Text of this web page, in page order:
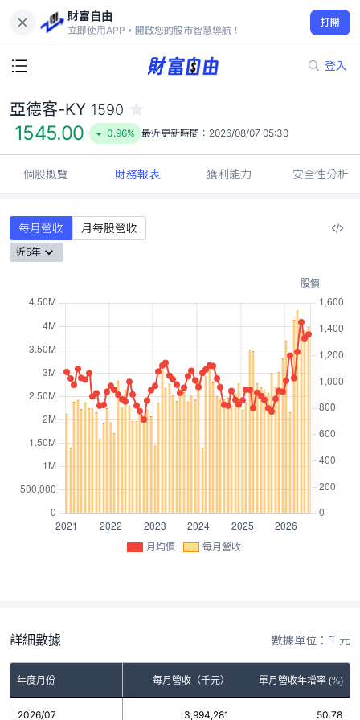
財富自由
立即使用APP，開啟您的股市智慧導航！
打開
登入
1545.00
-0.96%
亞德客-KY 1590
1545.00 -0.96% 最近更新時間： 2026/08/07 05:30
個股概覽 財務報表 獲利能力 安全性分析
每月營收 月每股營收
近5年
月均價 每月營收
詳細數據 數據單位：千元
年度月份 每月營收（千元） 單月營收年增率 (%)
2026/07 3,994,281 50.78